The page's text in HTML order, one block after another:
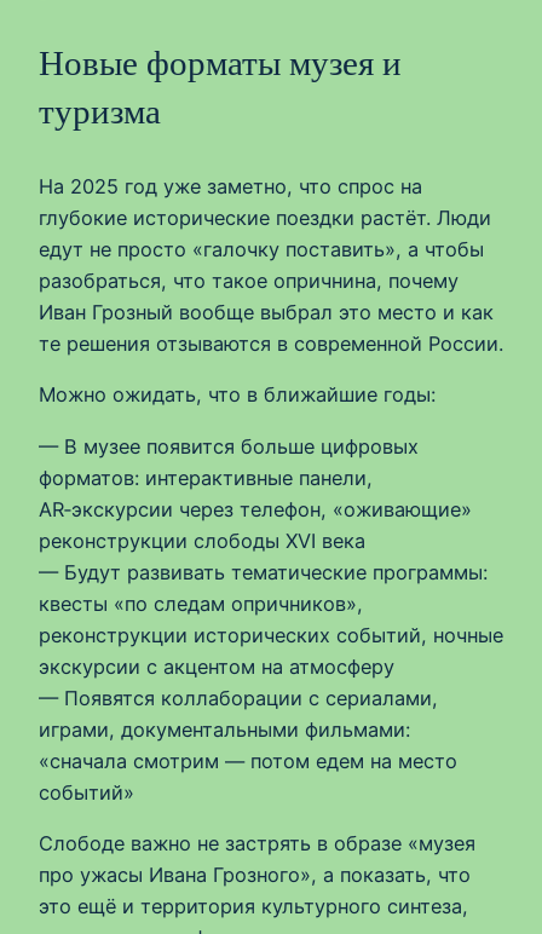
Новые форматы музея и
туризма
На 2025 год уже заметно, что спрос на
глубокие исторические поездки растёт. Люди
едут не просто «галочку поставить», а чтобы
разобраться, что такое опричнина, почему
Иван Грозный вообще выбрал это место и как
те решения отзываются в современной России.
Можно ожидать, что в ближайшие годы:
— В музее появится больше цифровых
форматов: интерактивные панели,
AR‑экскурсии через телефон, «оживающие»
реконструкции слободы XVI века
— Будут развивать тематические программы:
квесты «по следам опричников»,
реконструкции исторических событий, ночные
экскурсии с акцентом на атмосферу
— Появятся коллаборации с сериалами,
играми, документальными фильмами:
«сначала смотрим — потом едем на место
событий»
Слободе важно не застрять в образе «музея
про ужасы Ивана Грозного», а показать, что
это ещё и территория культурного синтеза,